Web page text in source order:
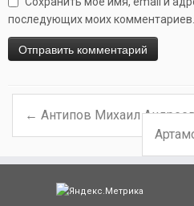
последующих моих комментариев.
Навигация
← Антипов Михаил